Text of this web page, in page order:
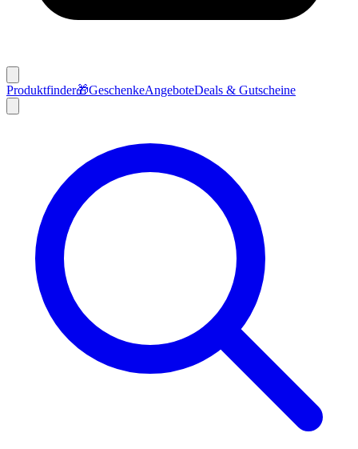
Produktfinder🎁GeschenkeAngeboteDeals & Gutscheine